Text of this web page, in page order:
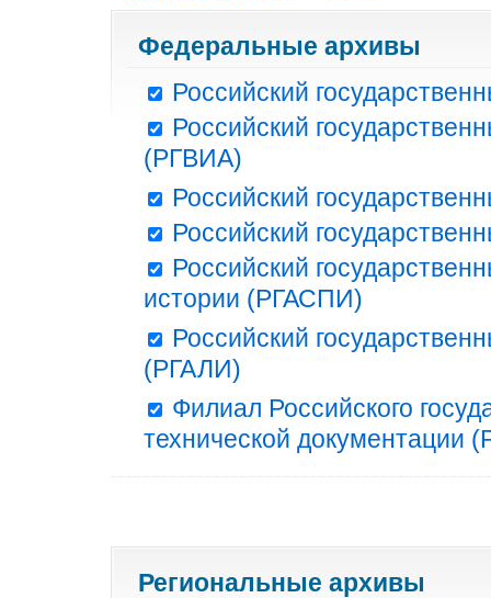
Федеральные архивы
Российский
Российский
(РГВИА)
Российский
Российский
Российский
истории (РГАСПИ)
Российский
(РГАЛИ)
Филиал Российского
технической документации
Региональные архивы